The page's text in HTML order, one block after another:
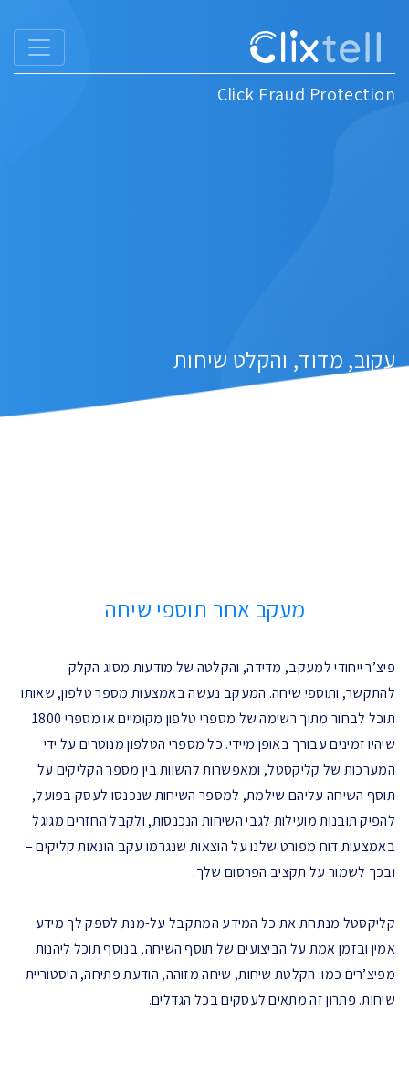
Click Fraud Protection
עקוב, מדוד, והקלט שיחות
מעקב אחר תוספי שיחה
פיצ’ר ייחודי למעקב, מדידה, והקלטה של מודעות מסוג הקלק
להתקשר, ותוספי שיחה. המעקב נעשה באמצעות מספר טלפון, שאותו
תוכל לבחור מתוך רשימה של מספרי טלפון מקומיים או מספרי 1800
שיהיו זמינים עבורך באופן מיידי. כל מספרי הטלפון מנוטרים על ידי
המערכות של קליקסטל, ומאפשרות להשוות בין מספר הקליקים על
תוסף השיחה עליהם שילמת, למספר השיחות שנכנסו לעסק בפועל,
להפיק תובנות מועילות לגבי השיחות הנכנסות, ולקבל החזרים מגוגל
באמצעות דוח מפורט שלנו על הוצאות שנגרמו עקב הונאות קליקים –
ובכך לשמור על תקציב הפרסום שלך.
קליקסטל מנתחת את כל המידע המתקבל על-מנת לספק לך מידע
אמין ובזמן אמת על הביצועים של תוסף השיחה, בנוסף תוכל ליהנות
מפיצ’רים כמו: הקלטת שיחות, שיחה מזוהה, הודעת פתיחה, היסטוריית
שיחות. פתרון זה מתאים לעסקים בכל הגדלים.